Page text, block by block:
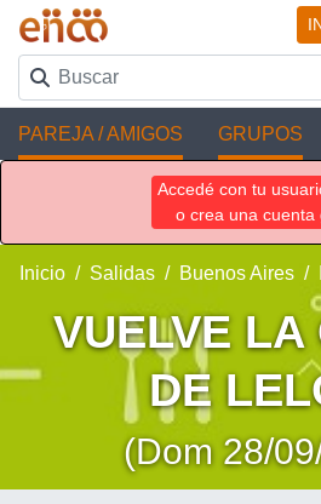
PAREJA / AMIGOS GRUPOS
Accedé con tu
o crea una cuenta
Inicio Salidas Buenos Aires
VUELVE LA
DE
(Dom 28/